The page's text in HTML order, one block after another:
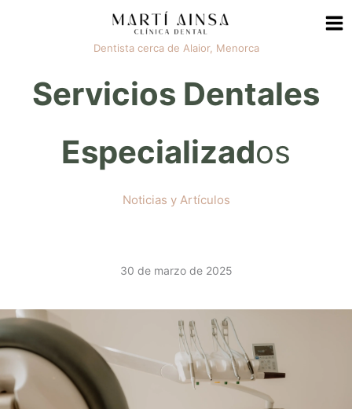
Dentista cerca de Alaior, Menorca
Servicios Dentales
Especializados
Noticias y Artículos
30 de marzo de 2025